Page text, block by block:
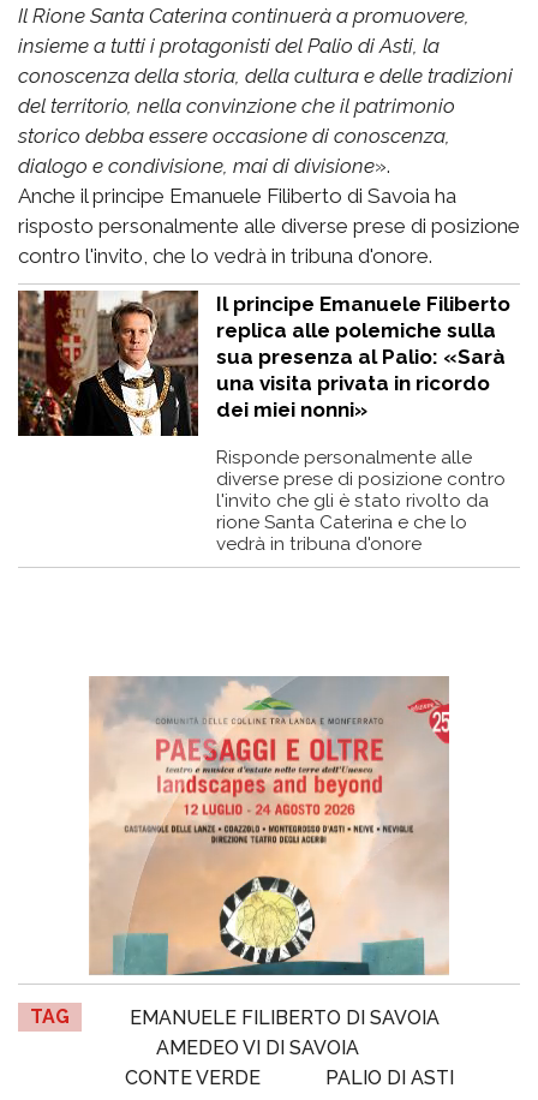
Il Rione Santa Caterina continuerà a promuovere,
insieme a tutti i protagonisti del Palio di Asti, la
conoscenza della storia, della cultura e delle tradizioni
del territorio, nella convinzione che il patrimonio
storico debba essere occasione di conoscenza,
dialogo e condivisione, mai di divisione».
Anche il principe Emanuele Filiberto di Savoia ha
risposto personalmente alle diverse prese di posizione
contro l'invito, che lo vedrà in tribuna d'onore.
Il principe Emanuele Filiberto
replica alle polemiche sulla
sua presenza al Palio: «Sarà
una visita privata in ricordo
dei miei nonni»
Risponde personalmente alle
diverse prese di posizione contro
l'invito che gli è stato rivolto da
rione Santa Caterina e che lo
vedrà in tribuna d'onore
TAG
EMANUELE FILIBERTO DI SAVOIA
AMEDEO VI DI SAVOIA
CONTE VERDE
PALIO DI ASTI